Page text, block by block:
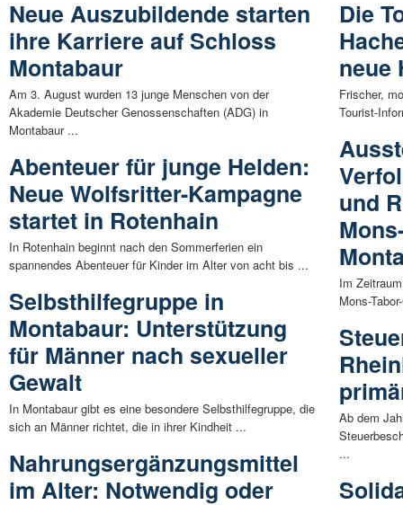
Neue Auszubildende starten
ihre Karriere auf Schloss
Montabaur
Am 3. August wurden 13 junge Menschen von der
Akademie Deutscher Genossenschaften (ADG) in
Montabaur ...
Abenteuer für junge Helden:
Neue Wolfsritter-Kampagne
startet in Rotenhain
In Rotenhain beginnt nach den Sommerferien ein
spannendes Abenteuer für Kinder im Alter von acht bis ...
Selbsthilfegruppe in
Montabaur: Unterstützung
für Männer nach sexueller
Gewalt
In Montabaur gibt es eine besondere Selbsthilfegruppe, die
sich an Männer richtet, die in ihrer Kindheit ...
Nahrungsergänzungsmittel
im Alter: Notwendig oder
Die
neue
Frischer,
Tourist-
und
Im
Mons-
Ab dem
...